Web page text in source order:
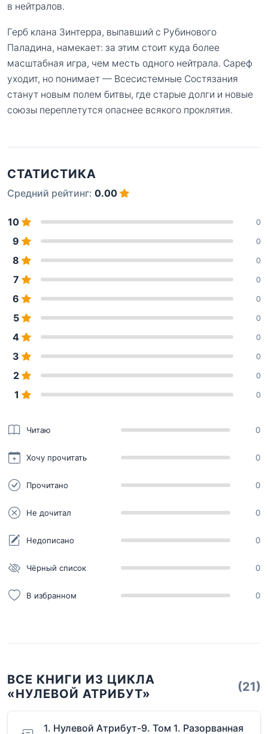
в нейтралов.
Герб клана Зинтерра, выпавший с Рубинового
Паладина, намекает: за этим стоит куда более
масштабная игра, чем месть одного нейтрала. Сареф
уходит, но понимает — Всесистемные Состязания
станут новым полем битвы, где старые долги и новые
союзы переплетутся опаснее всякого проклятия.
СТАТИСТИКА
Средний рейтинг: 0.00
10 0
9 0
8 0
7 0
6 0
5 0
4 0
3 0
2 0
1 0
Читаю 0
Хочу прочитать 0
Прочитано 0
Не дочитал 0
Недописано 0
Чёрный список 0
В избранном 0
ВСЕ КНИГИ ИЗ ЦИКЛА
«НУЛЕВОЙ АТРИБУТ»
(21)
1. Нулевой Атрибут-9. Том 1. Разорванная